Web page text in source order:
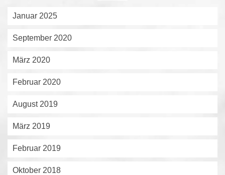
Januar 2025
September 2020
März 2020
Februar 2020
August 2019
März 2019
Februar 2019
Oktober 2018